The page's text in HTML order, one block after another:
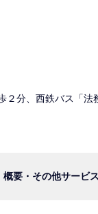
２分、西鉄バス「法
概要・その他サービス